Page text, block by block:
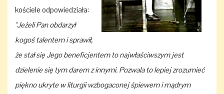
kościele odpowiedziała:
"Jeżeli Panobdarzył
kogoś talentem i sprawił,
że stał się Jego beneficjentem to najwłaściwszym jest
dzielenie się tym darem z innymi. Pozwala to lepiejzrozumieć
piękno ukryte w liturgii wzbogaconej śpiewem i mądrym